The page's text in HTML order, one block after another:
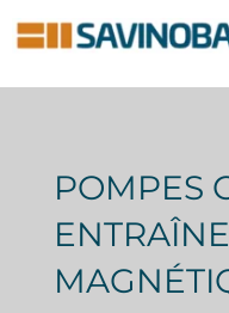
POMPES